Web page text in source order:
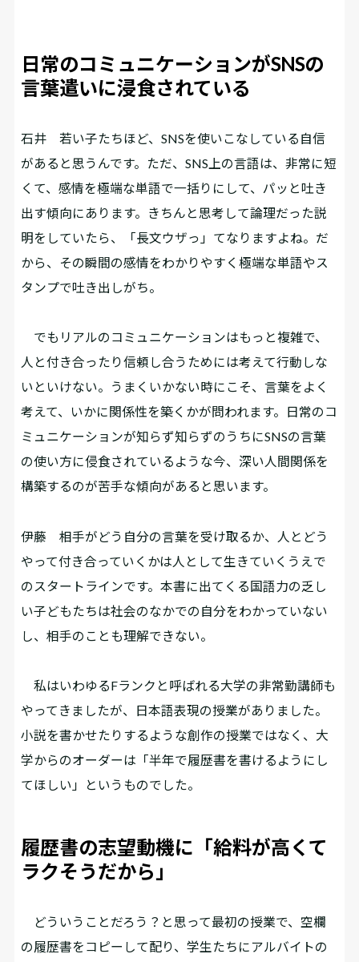
日常のコミュニケーションがSNSの
言葉遣いに浸食されている
石井 若い子たちほど、SNSを使いこなしている自信
があると思うんです。ただ、SNS上の言語は、非常に短
くて、感情を極端な単語で一括りにして、パッと吐き
出す傾向にあります。きちんと思考して論理だった説
明をしていたら、「長文ウザっ」てなりますよね。だ
から、その瞬間の感情をわかりやすく極端な単語やス
タンプで吐き出しがち。
でもリアルのコミュニケーションはもっと複雑で、
人と付き合ったり信頼し合うためには考えて行動しな
いといけない。うまくいかない時にこそ、言葉をよく
考えて、いかに関係性を築くかが問われます。日常のコ
ミュニケーションが知らず知らずのうちにSNSの言葉
の使い方に侵食されているような今、深い人間関係を
構築するのが苦手な傾向があると思います。
伊藤 相手がどう自分の言葉を受け取るか、人とどう
やって付き合っていくかは人として生きていくうえで
のスタートラインです。本書に出てくる国語力の乏し
い子どもたちは社会のなかでの自分をわかっていない
し、相手のことも理解できない。
私はいわゆるFランクと呼ばれる大学の非常勤講師も
やってきましたが、日本語表現の授業がありました。
小説を書かせたりするような創作の授業ではなく、大
学からのオーダーは「半年で履歴書を書けるようにし
てほしい」というものでした。
履歴書の志望動機に「給料が高くて
ラクそうだから」
どういうことだろう？と思って最初の授業で、空欄
の履歴書をコピーして配り、学生たちにアルバイトの